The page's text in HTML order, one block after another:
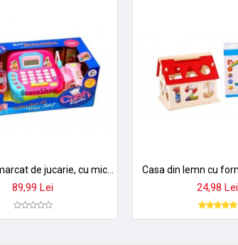
Casa de marcat de jucarie, cu microfon si multe accesorii interactive
89,99 Lei 24,98 Lei